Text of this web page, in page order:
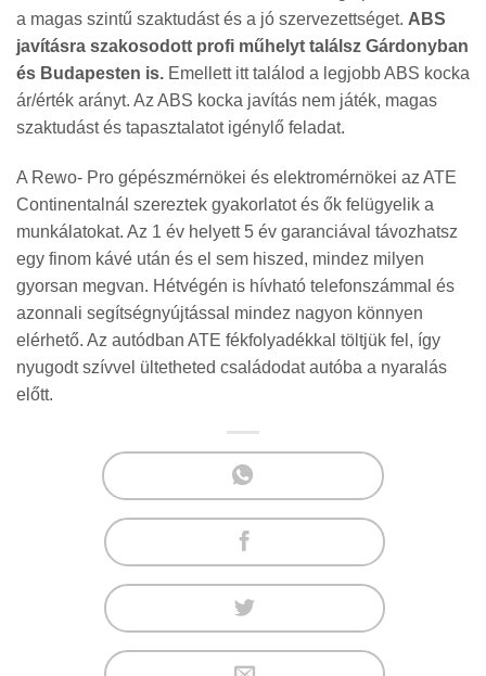
a magas szintű szaktudást és a jó szervezettséget. ABS
javításra szakosodott profi műhelyt találsz Gárdonyban
és Budapesten is. Emellett itt találod a legjobb ABS kocka
ár/érték arányt. Az ABS kocka javítás nem játék, magas
szaktudást és tapasztalatot igénylő feladat.
A Rewo- Pro gépészmérnökei és elektromérnökei az ATE
Continentalnál szereztek gyakorlatot és ők felügyelik a
munkálatokat. Az 1 év helyett 5 év garanciával távozhatsz
egy finom kávé után és el sem hiszed, mindez milyen
gyorsan megvan. Hétvégén is hívható telefonszámmal és
azonnali segítségnyújtással mindez nagyon könnyen
elérhető. Az autódban ATE fékfolyadékkal töltjük fel, így
nyugodt szívvel ültetheted családodat autóba a nyaralás
előtt.